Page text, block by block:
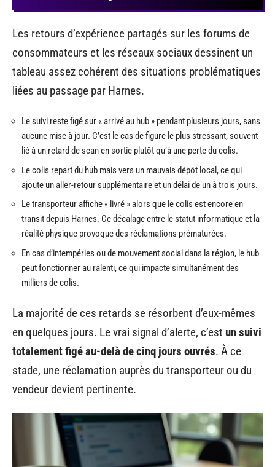
Les retours d’expérience partagés sur les forums de
consommateurs et les réseaux sociaux dessinent un
tableau assez cohérent des situations problématiques
liées au passage par Harnes.
Le suivi reste figé sur « arrivé au hub » pendant plusieurs jours, sans
aucune mise à jour. C’est le cas de figure le plus stressant, souvent
lié à un retard de scan en sortie plutôt qu’à une perte du colis.
Le colis repart du hub mais vers un mauvais dépôt local, ce qui
ajoute un aller-retour supplémentaire et un délai de un à trois jours.
Le transporteur affiche « livré » alors que le colis est encore en
transit depuis Harnes. Ce décalage entre le statut informatique et la
réalité physique provoque des réclamations prématurées.
En cas d’intempéries ou de mouvement social dans la région, le hub
peut fonctionner au ralenti, ce qui impacte simultanément des
milliers de colis.
La majorité de ces retards se résorbent d’eux-mêmes
en quelques jours. Le vrai signal d’alerte, c’est un suivi
totalement figé au-delà de cinq jours ouvrés. À ce
stade, une réclamation auprès du transporteur ou du
vendeur devient pertinente.